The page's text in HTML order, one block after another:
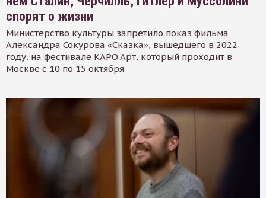
спорят о жизни
Министерство культуры запретило показ фильма
Александра Сокурова «Сказка», вышедшего в 2022
году, на фестивале КАРО.Арт, который проходит в
Москве с 10 по 15 октября